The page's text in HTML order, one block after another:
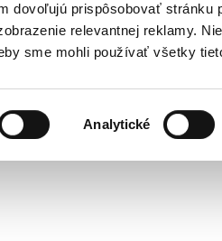
dovoľujú prispôsobovať stránku
relevantnej reklamy.
sme mohli používať všetky
Analytické